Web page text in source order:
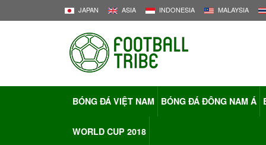
JAPAN ASIA INDONESIA MALAYSIA
BÓNG ĐÁ VIỆT NAM BÓNG ĐÁ ĐÔNG NAM Á
WORLD CUP 2018